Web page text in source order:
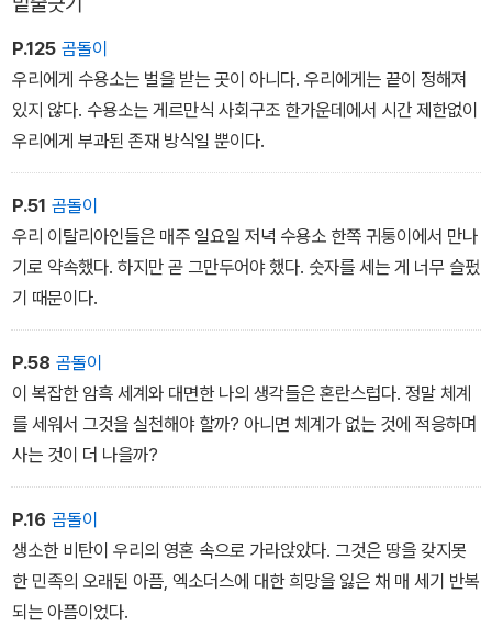
P.125 곰돌이
우리에게 수용소는 벌을 받는 곳이 아니다. 우리에게는 끝이 정해져
있지 않다. 수용소는 게르만식 사회구조 한가운데에서 시간 제한없이
우리에게 부과된 존재 방식일 뿐이다.
P.51 곰돌이
우리 이탈리아인들은 매주 일요일 저녁 수용소 한쪽 귀퉁이에서 만나
기로 약속했다. 하지만 곧 그만두어야 했다. 숫자를 세는 게 너무 슬펐
기 때문이다.
P.58 곰돌이
이 복잡한 암흑 세계와 대면한 나의 생각들은 혼란스럽다. 정말 체계
를 세워서 그것을 실천해야 할까? 아니면 체계가 없는 것에 적응하며
사는 것이 더 나을까?
P.16 곰돌이
생소한 비탄이 우리의 영혼 속으로 가라앉았다. 그것은 땅을 갖지못
한 민족의 오래된 아픔, 엑소더스에 대한 희망을 잃은 채 매 세기 반복
되는 아픔이었다.